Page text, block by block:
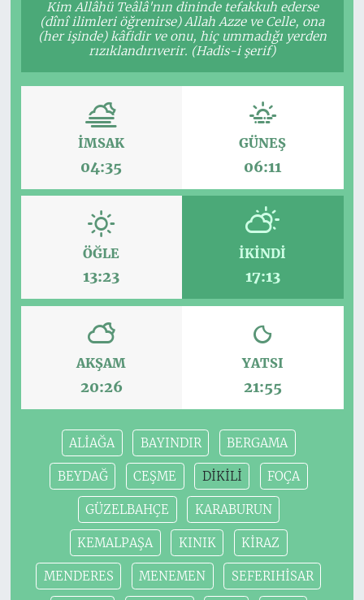
Kim Allâhü Teâlâ'nın dininde tefakkuh ederse
(dînî ilimleri öğrenirse) Allah Azze ve Celle, ona
(her işinde) kâfidir ve onu, hiç ummadığı yerden
rızıklandırıverir. (Hadis-i şerif)
İMSAK
04:35
GÜNEŞ
06:11
ÖĞLE
13:23
İKINDI
17:13
AKŞAM
20:26
YATSI
21:55
ALİAĞA BAYINDIR BERGAMA
BEYDAĞ CEŞME DİKİLİ FOÇA
GÜZELBAHÇE KARABURUN
KEMALPAŞA KINIK KİRAZ
MENDERES MENEMEN SEFERIHİSAR